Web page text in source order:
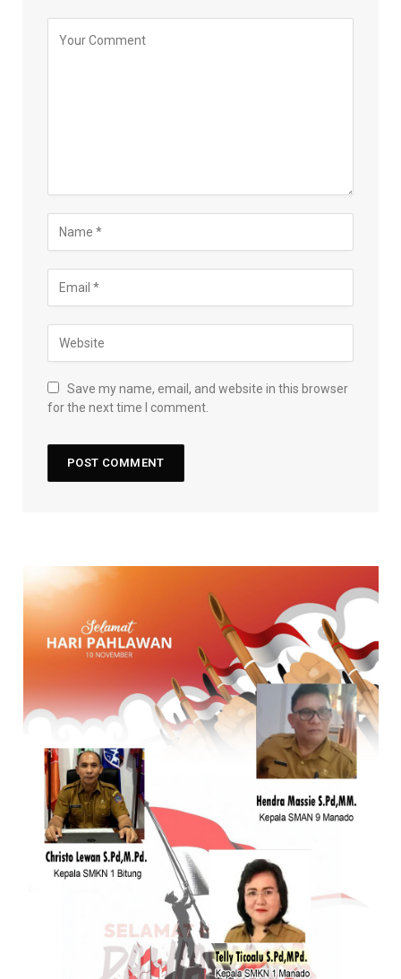
Save my name, email, and website in this browser
for the next time I comment.